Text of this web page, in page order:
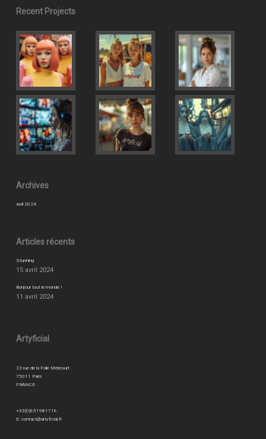
Recent Projects
Archives
avril 2024
Articles récents
Stunning
15 avril 2024
Bonjour tout le monde !
11 avril 2024
Artyficial
22 rue de la Folie Méricourt
75011 Paris
FRANCE
+33(0)651981716
E: contact@artyficial.fr